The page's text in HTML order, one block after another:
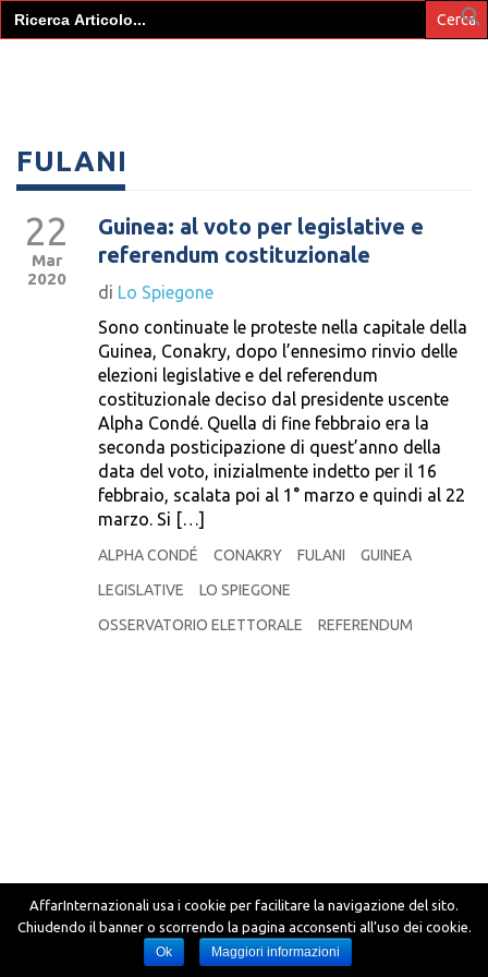
Search
for:
FULANI
22
Mar
2020
Guinea: al voto per legislative e
referendum costituzionale
di Lo Spiegone
Sono continuate le proteste nella capitale della
Guinea, Conakry, dopo l’ennesimo rinvio delle
elezioni legislative e del referendum
costituzionale deciso dal presidente uscente
Alpha Condé. Quella di fine febbraio era la
seconda posticipazione di quest’anno della
data del voto, inizialmente indetto per il 16
febbraio, scalata poi al 1° marzo e quindi al 22
marzo. Si […]
ALPHA CONDÉ CONAKRY FULANI
GUINEA
LEGISLATIVE
LO SPIEGONE
OSSERVATORIO ELETTORALE
REFERENDUM
AffarInternazionali usa i cookie per facilitare la navigazione del sito.
Chiudendo il banner o scorrendo la pagina acconsenti all’uso dei cookie.
Ok
Maggiori informazioni